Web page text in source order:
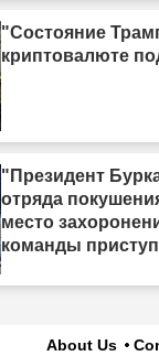
"Состояние
криптовалюте
"Президент
отряда
место
команды
About Us